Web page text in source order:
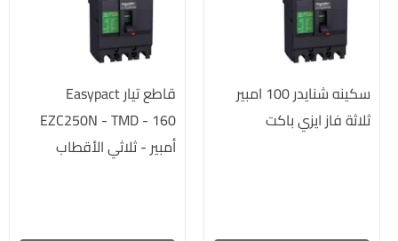
سكينه شنايدر 100 امبير
ثلاثة فاز ايزي باكت
قاطع تيار Easypact
EZC250N - TMD - 160
أمبير - ثلاثي الأقطاب